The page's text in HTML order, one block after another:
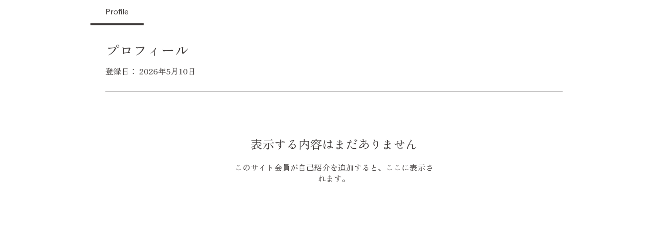
Profile
プロフィール
登録日： 2026年5月10日
表示する内容はまだありません
このサイト会員が自己紹介を追加すると、ここに表示さ
れます。